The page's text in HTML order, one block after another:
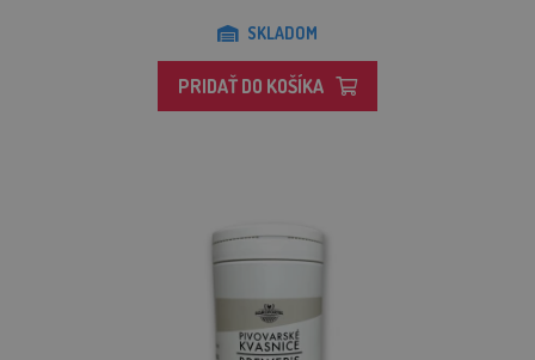
SKLADOM
PRIDAŤ DO KOŠÍKA